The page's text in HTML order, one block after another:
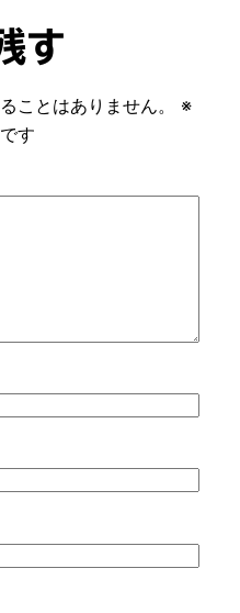
す
ことはありません。
※
す